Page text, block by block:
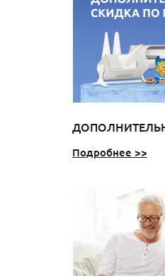
Подробнее >>